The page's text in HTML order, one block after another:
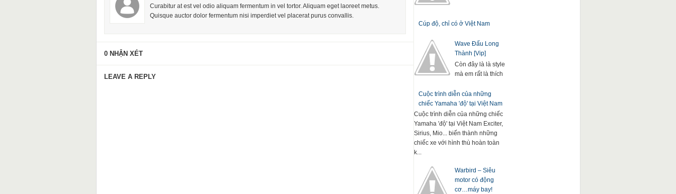
Curabitur at est vel odio aliquam fermentum in vel tortor. Aliquam eget laoreet metus.
Quisque auctor dolor fermentum nisi imperdiet vel placerat purus convallis.
0 NHẬN XÉT
LEAVE A REPLY
Cúp độ, chỉ có ở Việt Nam
Wave Đấu Long
Thành [Vip]
Còn đây là là style
mà em rất là thích
Cuộc trình diễn của những
chiếc Yamaha 'độ' tại Việt Nam
Cuộc trình diễn của những chiếc
Yamaha 'độ' tại Việt Nam Exciter,
Sirius, Mio... biến thành những
chiếc xe với hình thù hoàn toàn
k...
Warbird – Siêu
motor có động
cơ…máy bay!